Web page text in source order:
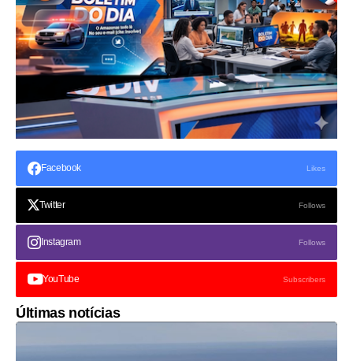
Facebook Likes
Twitter Follows
Instagram Follows
YouTube Subscribers
Últimas notícias